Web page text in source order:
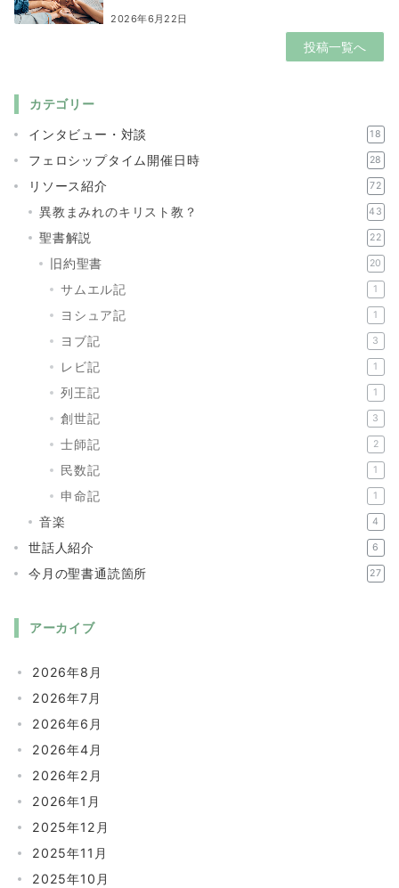
2026年6月22日
投稿一覧へ
カテゴリー
インタビュー・対談
18
フェロシップタイム開催日時 28
リソース紹介 72
異教まみれのキリスト教？ 43
聖書解説 22
旧約聖書 20
サムエル記 1
ヨシュア記 1
ヨブ記 3
レビ記 1
列王記 1
創世記 3
士師記 2
民数記 1
申命記 1
音楽 4
世話人紹介 6
今月の聖書通読箇所 27
アーカイブ
2026年8月
2026年7月
2026年6月
2026年4月
2026年2月
2026年1月
2025年12月
2025年11月
2025年10月